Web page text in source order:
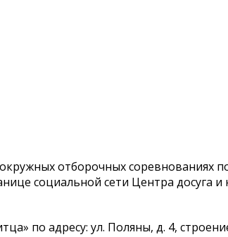
отборочных соревнованиях
социальной сети Центра досуга и
по адресу: ул. Поляны, д. 4,